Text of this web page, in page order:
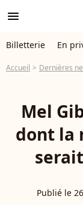
menu
Billetterie En
Accueil Dernières
Mel
dont la
Publié le